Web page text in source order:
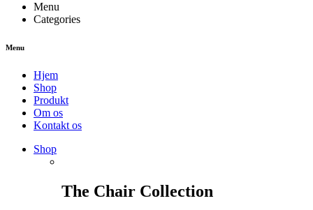
Menu
Categories
Menu
Hjem
Shop
Produkt
Om os
Kontakt os
Shop
The Chair Collection